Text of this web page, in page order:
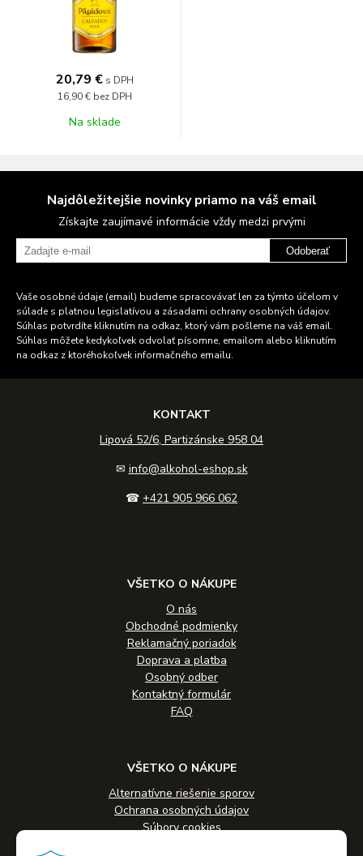
20,79 € s DPH
16,90 € bez DPH
Na sklade
Najdôležitejšie novinky priamo na váš email
Získajte zaujímavé informácie vždy medzi prvými
Odoberať
Vaše osobné údaje (email) budeme spracovávať len za týmto účelom v
súlade s platnou legislatívou a zásadami ochrany osobných údajov.
Súhlas potvrdíte kliknutím na odkaz, ktorý vám pošleme na váš email.
Súhlas môžete kedykoľvek odvolať písomne, emailom alebo kliknutím
na odkaz z ktoréhokoľvek informačného emailu.
KONTAKT
Lipová 52/6, Partizánske 958 04
✉ info@alkohol-eshop.sk
☎ +421 905 966 062
VŠETKO O NÁKUPE
O nás
Obchodné podmienky
Reklamačný poriadok
Doprava a platba
Osobný odber
Kontaktný formulár
FAQ
VŠETKO O NÁKUPE
Alternatívne riešenie sporov
Ochrana osobných údajov
Súbory cookies